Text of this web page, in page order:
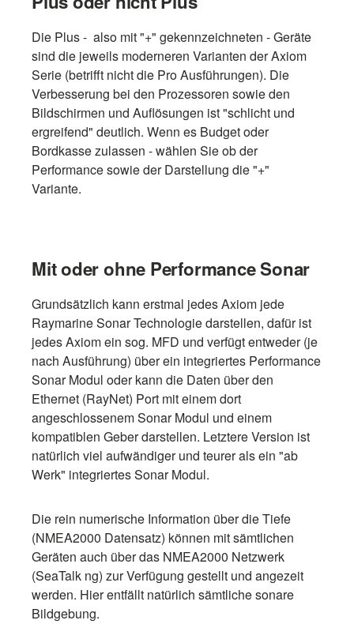
Die Plus - also mit "+" gekennzeichneten - Geräte
sind die jeweils moderneren Varianten der Axiom
Serie (betrifft nicht die Pro Ausführungen). Die
Verbesserung bei den Prozessoren sowie den
Bildschirmen und Auflösungen ist "schlicht und
ergreifend" deutlich. Wenn es Budget oder
Bordkasse zulassen - wählen Sie ob der
Performance sowie der Darstellung die "+"
Variante.
Mit oder ohne Performance Sonar
Grundsätzlich kann erstmal jedes Axiom jede
Raymarine Sonar Technologie darstellen, dafür ist
jedes Axiom ein sog. MFD und verfügt entweder (je
nach Ausführung) über ein integriertes Performance
Sonar Modul oder kann die Daten über den
Ethernet (RayNet) Port mit einem dort
angeschlossenem Sonar Modul und einem
kompatiblen Geber darstellen. Letztere Version ist
natürlich viel aufwändiger und teurer als ein "ab
Werk" integriertes Sonar Modul.
Die rein numerische Information über die Tiefe
(NMEA2000 Datensatz) können mit sämtlichen
Geräten auch über das NMEA2000 Netzwerk
(SeaTalk ng) zur Verfügung gestellt und angezeit
werden. Hier entfällt natürlich sämtliche sonare
Bildgebung.